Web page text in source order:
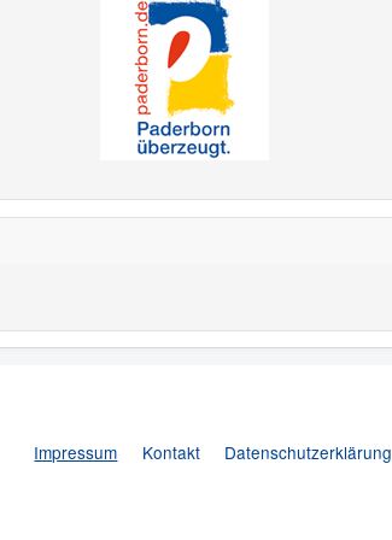
Impressum Kontakt Datenschutzerklärung